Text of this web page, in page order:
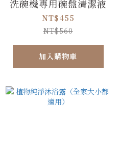
洗碗機專用碗盤清潔液
NT$455
NT$560
加入購物車